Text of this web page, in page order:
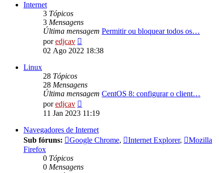
Internet
3 Tópicos
3 Mensagens
Última mensagem Permitir ou bloquear todos os…
poredjcav
última
02 Ago 2022 18:38
Linux
28 Tópicos
28 Mensagens
Última mensagem CentOS 8: configurar o client…
poredjcav
última
11 Jan 2023 11:19
Navegadores de Internet
Sub fóruns:
Google Chrome, Internet Explorer,
Mozilla
Firefox
0 Tópicos
0 Mensagens